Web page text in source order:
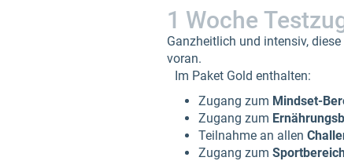
1 Woche
Ganzheitlich und intensiv,
voran.
Im Paket Gold enthalten:
Zugang zum Mindset-
Zugang zum
Teilnahme an allen
Zugang zum